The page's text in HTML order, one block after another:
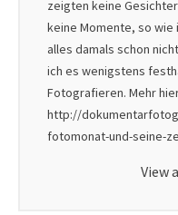
zeigten keine
keine Momente, so wie
alles damals schon
ich es wenigstens
Fotografieren. Mehr
http://
fotomonat-und-seine-
View